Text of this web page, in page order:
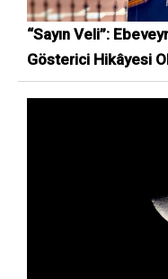
“Sayın Veli”:
Gösterici Hikâyesi